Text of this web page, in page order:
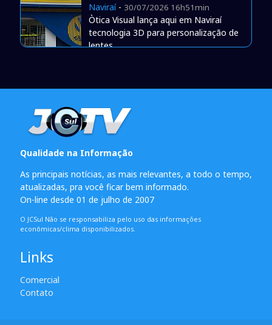
Naviraí- 30/07/2026 16h51min
Òtica Visual lança aqui em Naviraí
tecnologia 3D para personalização de
lentes
Qualidade na Informação
As principais notícias, as mais relevantes, a todo o tempo,
atualizadas, pra você ficar bem informado.
On-line desde 01 de julho de 2007
O JCSul Não se responsabiliza pelo uso das informações
econômicas/clima disponibilizados.
Links
Comercial
Contato